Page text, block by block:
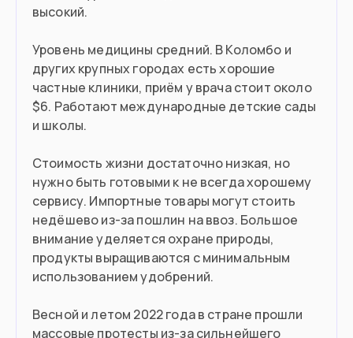
высокий.
Уровень медицины средний. В Коломбо и
других крупных городах есть хорошие
частные клиники, приём у врача стоит около
$6. Работают международные детские сады
и школы.
Стоимость жизни достаточно низкая, но
нужно быть готовыми к не всегда хорошему
сервису. Импортные товары могут стоить
недёшево из-за пошлин на ввоз. Большое
внимание уделяется охране природы,
продукты выращиваются с минимальным
использованием удобрений.
Весной и летом 2022 года в стране прошли
массовые протесты из-за сильнейшего